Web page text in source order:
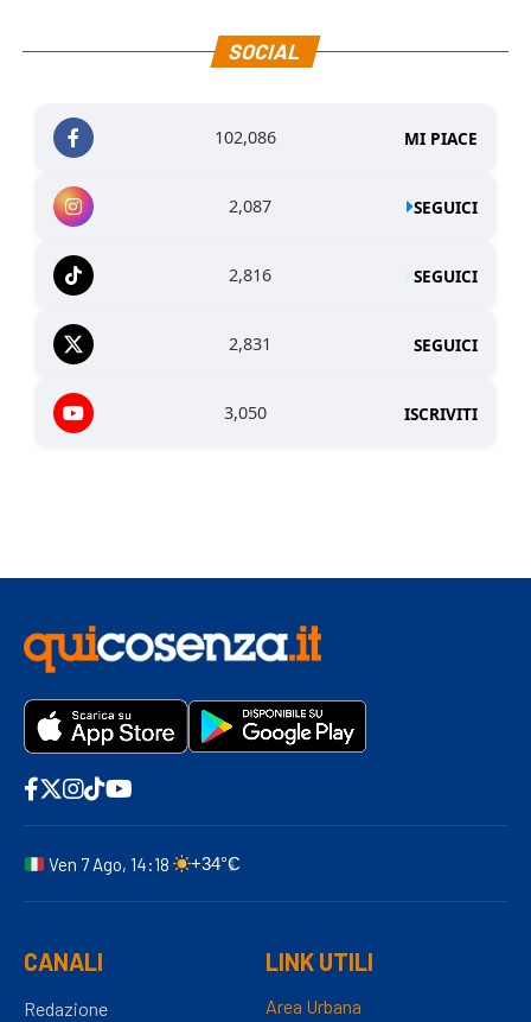
SOCIAL
102,086 MI PIACE
2,087 SEGUICI
2,816 SEGUICI
2,831 SEGUICI
3,050 ISCRIVITI
Ven 7 Ago, 14:18 +34°C
CANALI
Redazione
LINK UTILI
Area Urbana